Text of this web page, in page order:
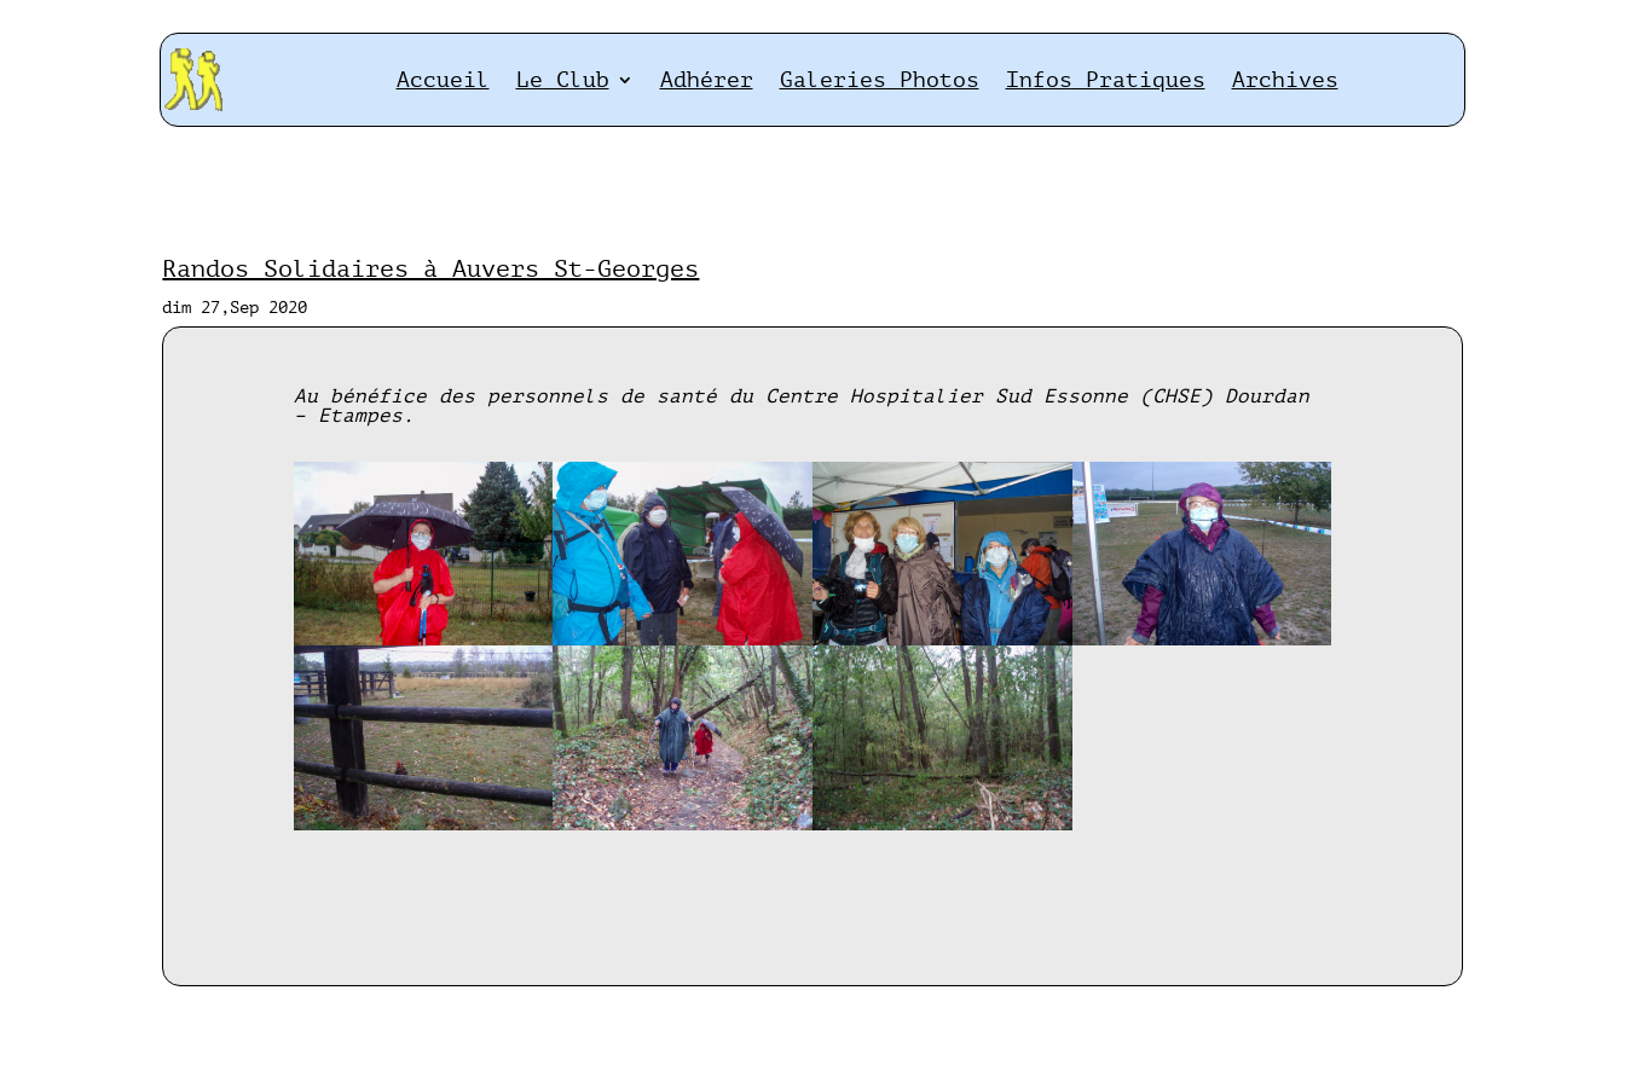
Accueil Le Club Adhérer Galeries Photos Infos Pratiques Archives
Randos Solidaires à Auvers St-Georges
dim 27,Sep 2020
Au bénéfice des personnels de santé du Centre Hospitalier Sud Essonne (CHSE) Dourdan
– Etampes.